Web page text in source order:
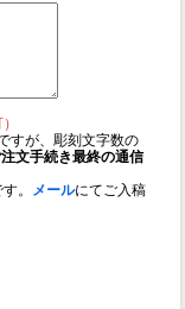
すが、彫刻文字数の
文手続き最終の通信
。
メールにてご入稿